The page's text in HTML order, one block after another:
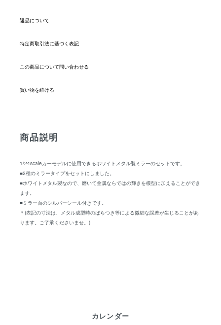
返品について
特定商取引法に基づく表記
この商品について問い合わせる
買い物を続ける
商品説明
1/24scaleカーモデルに使用できるホワイトメタル製ミラーのセットです。
■2種のミラータイプをセットにしました。
■ホワイトメタル製なので、磨いて金属ならではの輝きを模型に加えることができ
ます。
■ミラー面のシルバーシール付きです。
＊(表記の寸法は、メタル成型時のばらつき等による微細な誤差が生じることがあ
ります。ご了承くださいませ。)
カレンダー